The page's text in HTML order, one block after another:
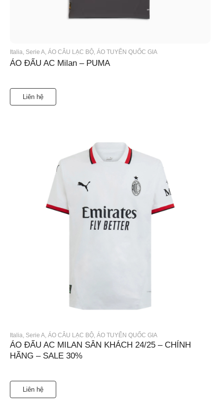
Italia Serie A ÁO CÂU LẠC BỘ ÁO TUYỂN QUỐC GIA
ÁO ĐẤU AC Milan – PUMA
Liên hệ
Italia Serie A ÁO CÂU LẠC BỘ ÁO TUYỂN QUỐC GIA
ÁO ĐẤU AC MILAN SÂN KHÁCH 24/25 – CHÍNH
HÃNG – SALE 30%
Liên hệ